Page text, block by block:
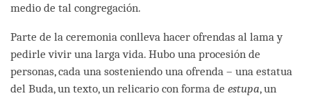
medio de tal congregación.
Parte de la ceremonia conlleva hacer ofrendas al lama y
pedirle vivir una larga vida. Hubo una procesión de
personas, cada una sosteniendo una ofrenda – una estatua
del Buda, un texto, un relicario con forma de estupa, un